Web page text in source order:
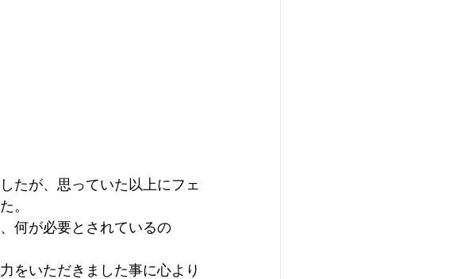
たが、思っていた以上にフェ
。
何が必要とされているの
をいただきました事に心より